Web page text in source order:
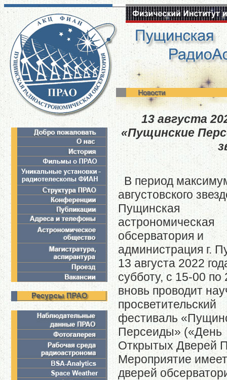
13 августа
«Пущинские
В период
августовского
Пущинская
астрономическая
обсерватория и
администрация г.
13 августа 2022
субботу, с 15-00 по
вновь проводит
просветительский
фестиваль
Персеиды» («День
Открытых Дверей
Мероприятие
дверей